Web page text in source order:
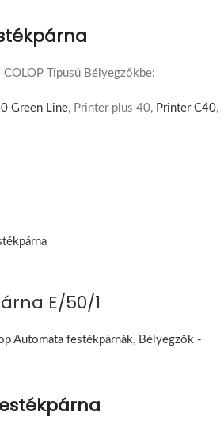
Típusú Bélyegzőkbe:
Green Line, Printer plus 40, Printer C40,
E/50/1
Automata festékpárnák, Bélyegzők -